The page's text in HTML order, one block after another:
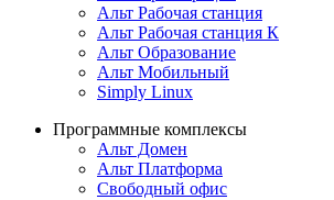
Альт Рабочая станция
Альт Рабочая станция К
Альт Образование
Альт Мобильный
Simply Linux
Программные комплексы
Альт Домен
Альт Платформа
Свободный офис